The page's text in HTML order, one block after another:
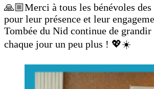
🙏🏼Merci à tous les bénévoles
pour leur présence et leur
Tombée du Nid continue de grandir
chaque jour un peu plus ! 💖☀️